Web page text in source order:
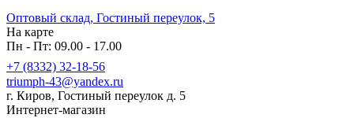
Оптовый склад, Гостиный переулок, 5
На карте
Пн - Пт: 09.00 - 17.00
+7 (8332) 32-18-56
triumph-43@yandex.ru
г. Киров, Гостиный переулок д. 5
Интернет-магазин